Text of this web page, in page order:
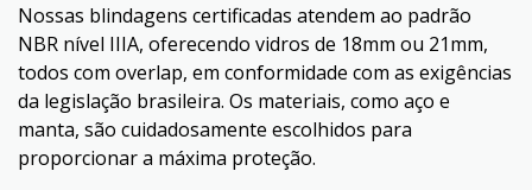
Nossas blindagens certificadas atendem ao padrão
NBR nível IIIA, oferecendo vidros de 18mm ou 21mm,
todos com overlap, em conformidade com as exigências
da legislação brasileira. Os materiais, como aço e
manta, são cuidadosamente escolhidos para
proporcionar a máxima proteção.